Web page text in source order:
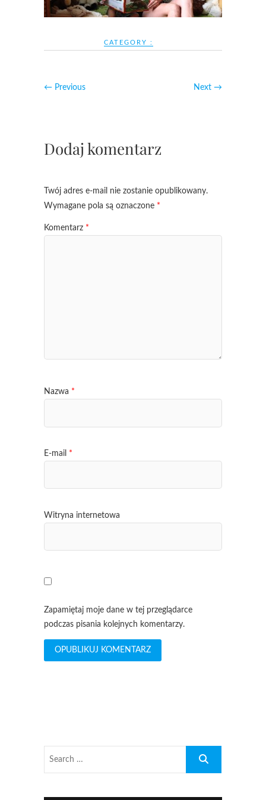
CATEGORY :
← Previous Next →
Dodaj komentarz
Twój adres e-mail nie zostanie opublikowany.
Wymagane pola są oznaczone *
Komentarz *
Nazwa *
E-mail *
Witryna internetowa
Zapamiętaj moje dane w tej przeglądarce
podczas pisania kolejnych komentarzy.